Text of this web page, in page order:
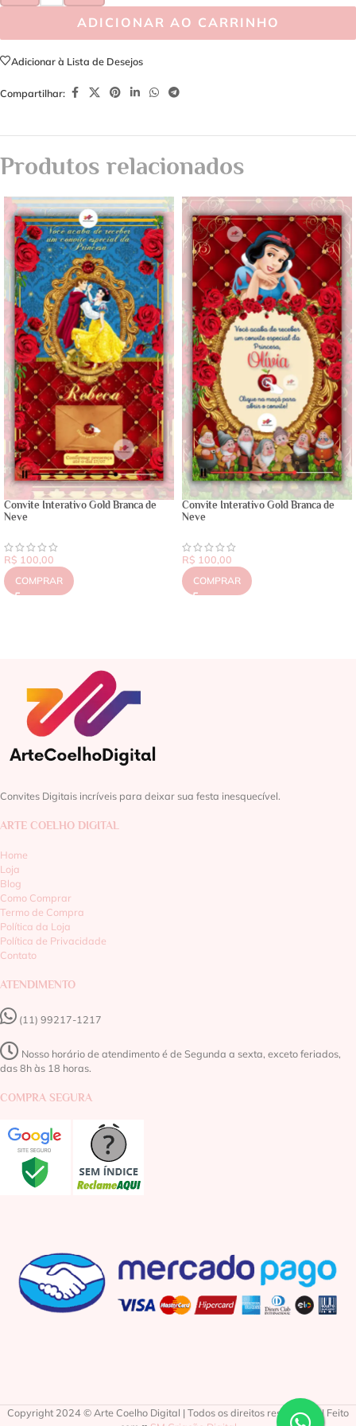
ADICIONAR AO CARRINHO
Adicionar à Lista de Desejos
Compartilhar:
Produtos relacionados
Convite Interativo Gold Branca de
Neve
R$ 100,00
COMPRAR
Convite Interativo Gold Branca de
Neve
R$ 100,00
COMPRAR
Convites Digitais incríveis para deixar sua festa inesquecível.
ARTE COELHO DIGITAL
Home
Loja
Blog
Como Comprar
Termo de Compra
Política da Loja
Política de Privacidade
Contato
ATENDIMENTO
(11) 99217-1217‬
Nosso horário de atendimento é de Segunda a sexta, exceto feriados,
das 8h às 18 horas.
COMPRA SEGURA
Copyright 2024 © Arte Coelho Digital | Todos os direitos reservados | Feito